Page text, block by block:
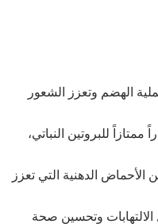
الهضم وتعزز الشعور
ممتازاً للبروتين النباتي،
الدهنية التي تعزز
وتحسين صحة